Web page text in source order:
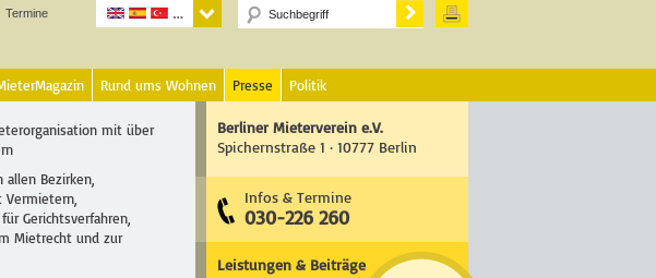
Termine
Rund ums Wohnen Presse Politik
mit über
Bezirken,
Gerichtsverfahren,
Mietrecht und zur
Berliner Mieterverein e.V.
Spichernstraße 1 · 10777 Berlin
Infos & Termine
030-226 260
Leistungen & Beiträge